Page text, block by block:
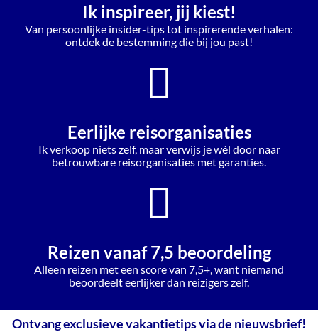
Ik inspireer, jij kiest!
Van persoonlijke insider-tips tot inspirerende verhalen:
ontdek de bestemming die bij jou past!
Eerlijke reisorganisaties
Ik verkoop niets zelf, maar verwijs je wél door naar
betrouwbare reisorganisaties met garanties.
Reizen vanaf 7,5 beoordeling
Alleen reizen met een score van 7,5+, want niemand
beoordeelt eerlijker dan reizigers zelf.
Ontvang exclusieve vakantietips via de nieuwsbrief!